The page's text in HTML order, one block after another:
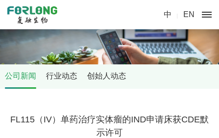
中 EN
公司新闻 行业动态 创始人动态
FL115（IV）单药治疗实体瘤的IND申请床获CDE默
示许可